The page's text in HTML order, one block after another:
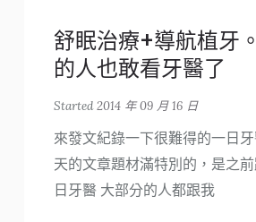
舒眠治療+導航植牙
的人也敢看牙醫了
Started2014 年 09 月 16 日
來發文紀錄一下很難得的一日
天的文章題材滿特別的，是之
日牙醫 大部分的人都跟我